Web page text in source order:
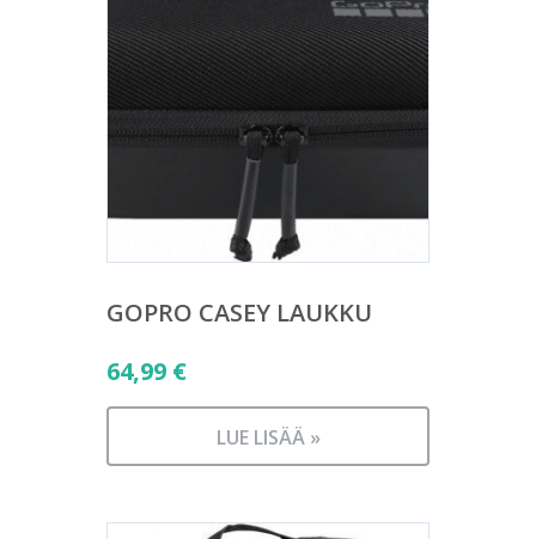
GOPRO CASEY LAUKKU
64,99 €
LUE LISÄÄ »